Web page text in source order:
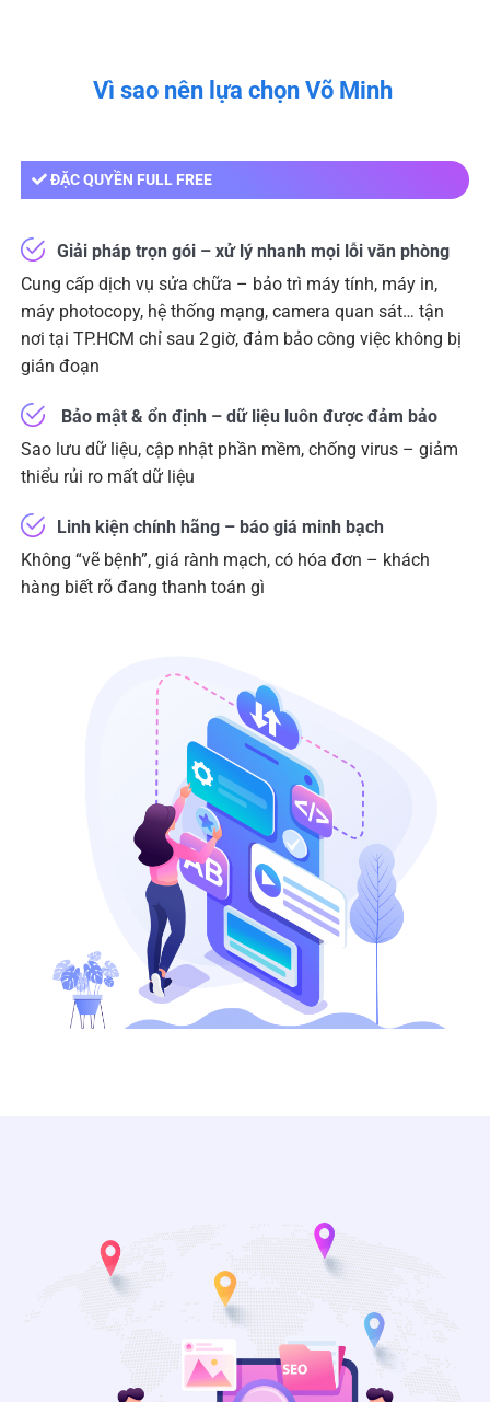
Vì sao nên lựa chọn Võ Minh
ĐẶC QUYỀN FULL FREE
Giải pháp trọn gói – xử lý nhanh mọi lỗi văn phòng
Cung cấp dịch vụ sửa chữa – bảo trì máy tính, máy in,
máy photocopy, hệ thống mạng, camera quan sát… tận
nơi tại TP.HCM chỉ sau 2 giờ, đảm bảo công việc không bị
gián đoạn
Bảo mật & ổn định – dữ liệu luôn được đảm bảo
Sao lưu dữ liệu, cập nhật phần mềm, chống virus – giảm
thiểu rủi ro mất dữ liệu
Linh kiện chính hãng – báo giá minh bạch
Không “vẽ bệnh”, giá rành mạch, có hóa đơn – khách
hàng biết rõ đang thanh toán gì